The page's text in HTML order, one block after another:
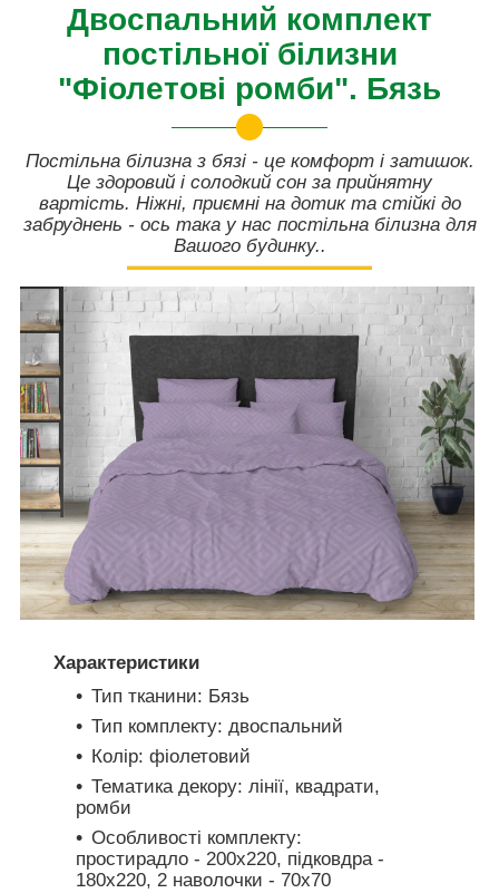
Двоспальний комплект
постільної білизни
"Фіолетові ромби". Бязь
Постільна білизна з бязі - це комфорт і затишок.
Це здоровий і солодкий сон за прийнятну
вартість. Ніжні, приємні на дотик та стійкі до
забруднень - ось така у нас постільна білизна для
Вашого будинку..
Характеристики
Тип тканини: Бязь
Тип комплекту: двоспальний
Колір: фіолетовий
Тематика декору: лінії, квадрати,
ромби
Особливості комплекту:
простирадло - 200х220, підковдра -
180х220, 2 наволочки - 70х70